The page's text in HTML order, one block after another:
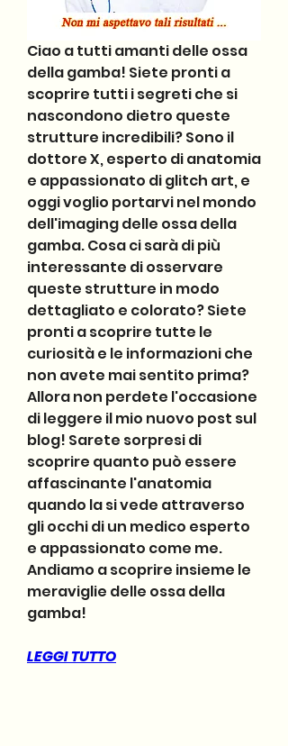
Ciao a tutti amanti delle ossa
della gamba! Siete pronti a
scoprire tutti i segreti che si
nascondono dietro queste
strutture incredibili? Sono il
dottore X, esperto di anatomia
e appassionato di glitch art, e
oggi voglio portarvi nel mondo
dell'imaging delle ossa della
gamba. Cosa ci sarà di più
interessante di osservare
queste strutture in modo
dettagliato e colorato? Siete
pronti a scoprire tutte le
curiosità e le informazioni che
non avete mai sentito prima?
Allora non perdete l'occasione
di leggere il mio nuovo post sul
blog! Sarete sorpresi di
scoprire quanto può essere
affascinante l'anatomia
quando la si vede attraverso
gli occhi di un medico esperto
e appassionato come me.
Andiamo a scoprire insieme le
meraviglie delle ossa della
gamba!
LEGGI TUTTO